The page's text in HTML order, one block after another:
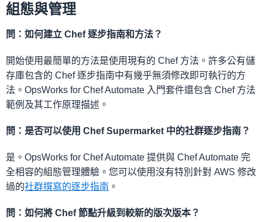
組態與管理
問：如何建立 Chef 逐步指南和方法？
開始使用最簡單的方法是使用現有的 Chef 方法。許多公有儲
存庫包含的 Chef 逐步指南中有幾乎無須修改即可執行的方
法。OpsWorks for Chef Automate 入門套件還包含 Chef 方法
範例及其工作原理描述。
問：是否可以使用 Chef Supermarket 中的社群逐步指南？
是。OpsWorks for Chef Automate 提供與 Chef Automate 完
全相容的組態管理體驗。您可以使用沒有特別針對 AWS 修改
過的社群撰寫的逐步指南 。
問：如何將 Chef 節點升級到較新的版次版本？